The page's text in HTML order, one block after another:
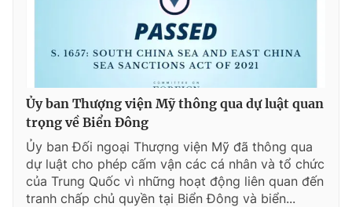
Ủy ban Thượng viện Mỹ thông qua dự luật quan
trọng về Biển Đông
Ủy ban Đối ngoại Thượng viện Mỹ đã thông qua
dự luật cho phép cấm vận các cá nhân và tổ chức
của Trung Quốc vì những hoạt động liên quan đến
tranh chấp chủ quyền tại Biển Đông và biển...